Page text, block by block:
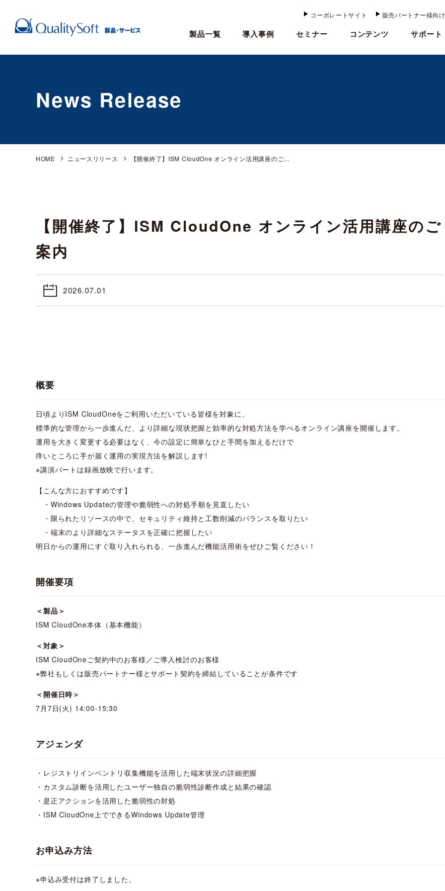
コーポレートサイト 販売パートナー様向け
製品一覧 導入事例 セミナー コンテンツ サポート
News Release
HOME ニュースリリース 【開催終了】ISM CloudOne オンライン活用講座のご...
【開催終了】ISM CloudOne オンライン活用講座のご
案内
2026.07.01
概要
日頃よりISM CloudOneをご利用いただいている皆様を対象に、
標準的な管理から一歩進んだ、より詳細な現状把握と効率的な対処方法を学べるオンライン講座を開催します。
運用を大きく変更する必要はなく、今の設定に簡単なひと手間を加えるだけで
痒いところに手が届く運用の実現方法を解説します!
※講演パートは録画放映で行います。
【こんな方におすすめです】
・Windows Updateの管理や脆弱性への対処手順を見直したい
・限られたリソースの中で、セキュリティ維持と工数削減のバランスを取りたい
・端末のより詳細なステータスを正確に把握したい
明日からの運用にすぐ取り入れられる、一歩進んだ機能活用術をぜひご覧ください！
開催要項
​＜製品＞
ISM CloudOne本体（基本機能）
＜対象＞
ISM CloudOneご契約中のお客様／ご導入検討のお客様
※弊社もしくは販売パートナー様とサポート契約を締結していることが条件です
＜開催日時＞
7月7日(火) 14:00-15:30
アジェンダ
・レジストリインベントリ収集機能を活用した端末状況の詳細把握
・カスタム診断を活用したユーザー独自の脆弱性診断作成と結果の確認
・是正アクションを活用した脆弱性の対処
・ISM CloudOne上でできるWindows Update管理
お申込み方法
※申込み受付は終了しました。